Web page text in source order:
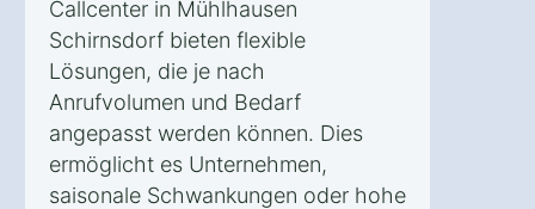
Callcenter in Mühlhausen
Schirnsdorf bieten flexible
Lösungen, die je nach
Anrufvolumen und Bedarf
angepasst werden können. Dies
ermöglicht es Unternehmen,
saisonale Schwankungen oder hohe